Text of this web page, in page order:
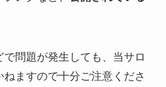
問題が発生しても、当サロ
ますので十分ご注意くださ